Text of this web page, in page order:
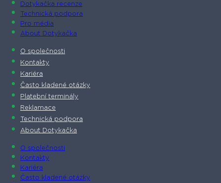
Dotykačka recenze
Technická podpora
Pro média
About Dotykačka
O společnosti
Kontakty
Kariéra
Často kladené otázky
Platební terminály
Reklamace
Technická podpora
About Dotykačka
O společnosti
Kontakty
Kariéra
Často kladené otázky